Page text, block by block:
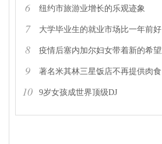
6 纽约市旅游业增长的乐观迹象
7 大学毕业生的就业市场比一年前好
8
9 著名米其林三星饭店不再提供肉食
10 9岁女孩成世界顶级DJ